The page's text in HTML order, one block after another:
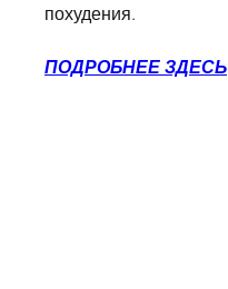
похудения.
ПОДРОБНЕЕ ЗДЕСЬ